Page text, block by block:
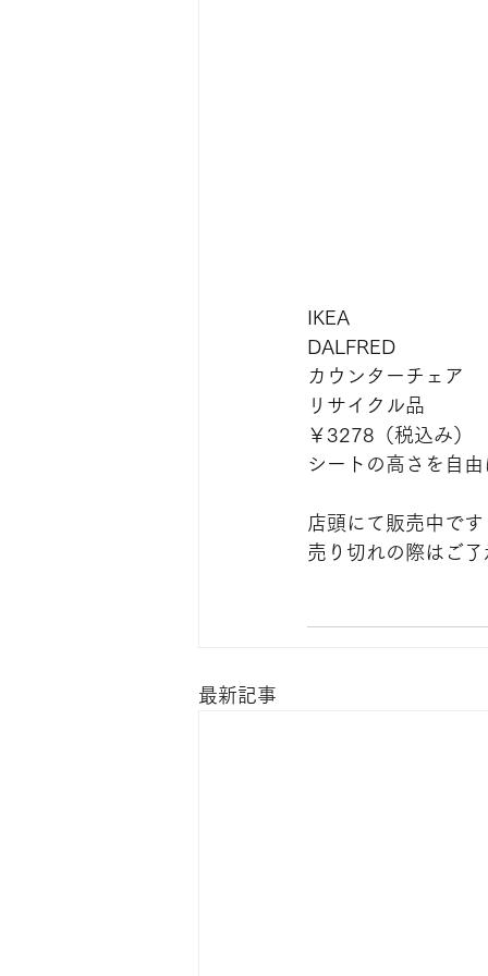
IKEA
DALFRED
カウンターチェア
リサイクル品
￥3278（税込み）
シートの高さを自由
店頭にて販売中です
売り切れの際はご了
最新記事